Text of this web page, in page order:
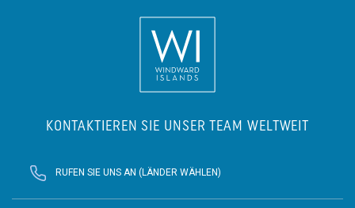
KONTAKTIEREN SIE UNSER TEAM WELTWEIT
RUFEN SIE UNS AN (LÄNDER WÄHLEN)